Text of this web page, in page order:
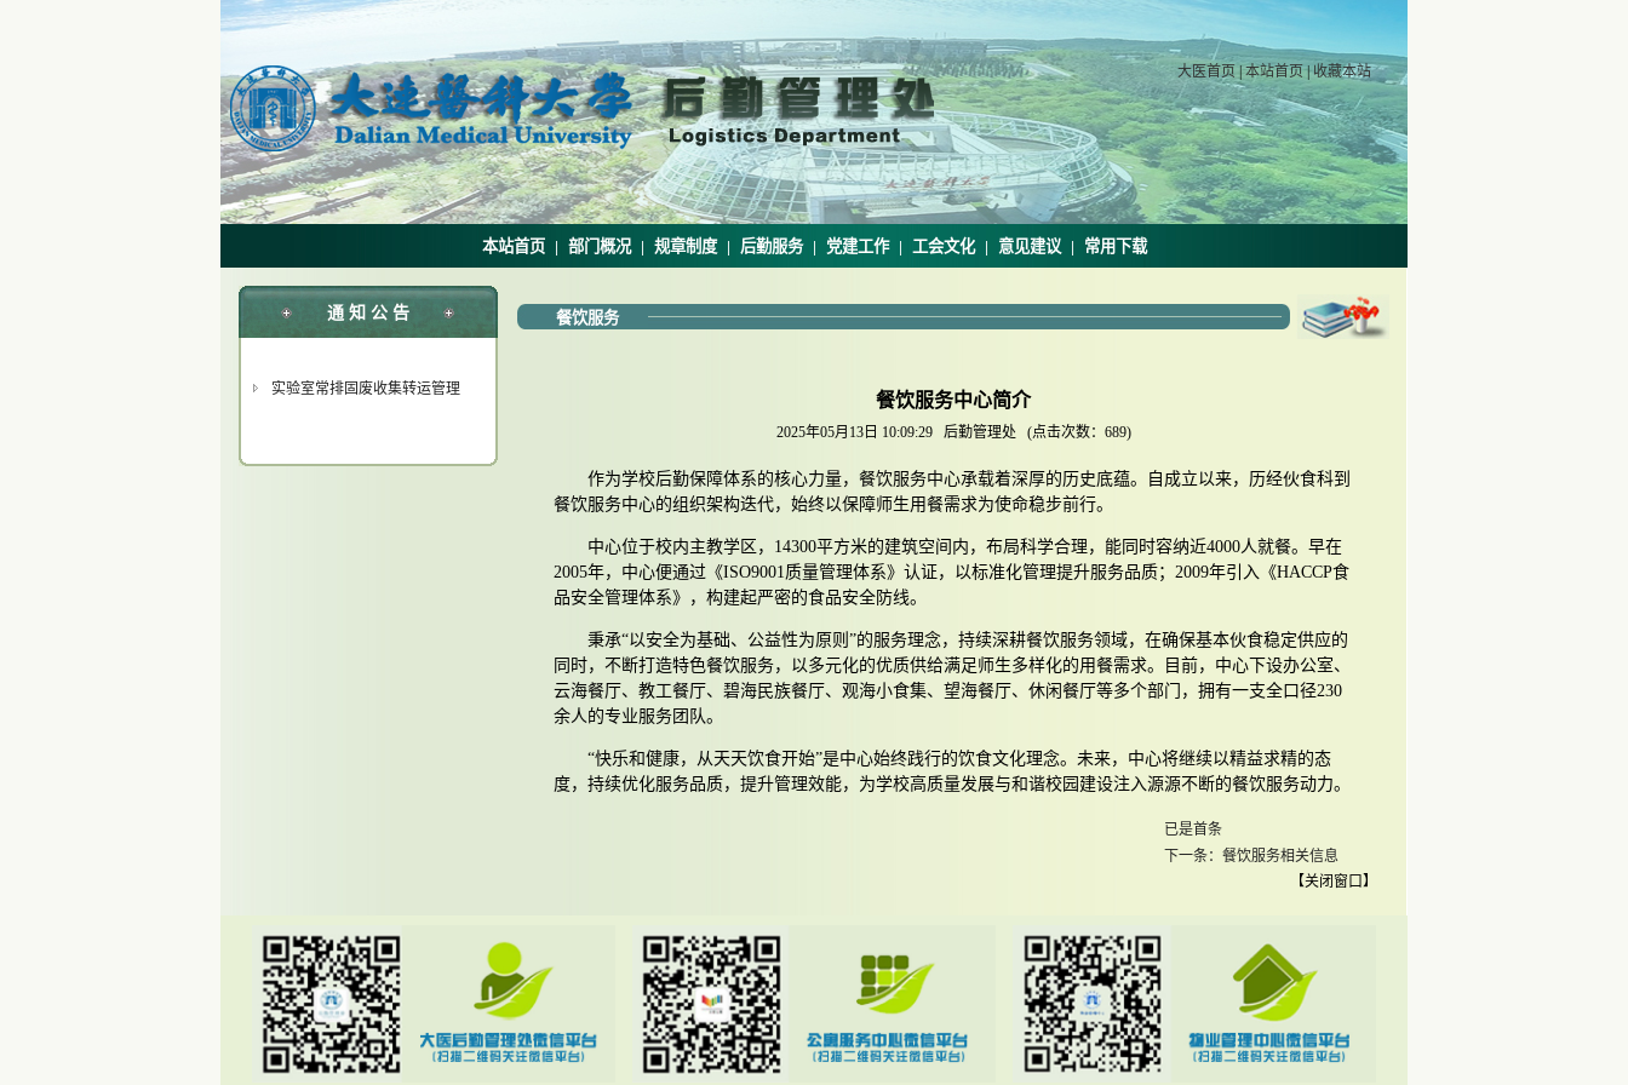
大医首页 |本站首页|收藏本站
本站首页 | 部门概况 | 规章制度 | 后勤服务 | 党建工作 | 工会文化 | 意见建议 | 常用下载
通 知 公 告
实验室常排固废收集转运管理
餐饮服务
餐饮服务中心简介
2025年05月13日 10:09:29 后勤管理处 (点击次数： 689)
作为学校后勤保障体系的核心力量，餐饮服务中心承载着深厚的历史底蕴。自成立以来，历经伙食科到
餐饮服务中心的组织架构迭代，始终以保障师生用餐需求为使命稳步前行。
中心位于校内主教学区，14300平方米的建筑空间内，布局科学合理，能同时容纳近4000人就餐。早在
2005年，中心便通过《ISO9001质量管理体系》认证，以标准化管理提升服务品质；2009年引入《HACCP食
品安全管理体系》，构建起严密的食品安全防线。
秉承“以安全为基础、公益性为原则”的服务理念，持续深耕餐饮服务领域，在确保基本伙食稳定供应的
同时，不断打造特色餐饮服务，以多元化的优质供给满足师生多样化的用餐需求。目前，中心下设办公室、
云海餐厅、教工餐厅、碧海民族餐厅、观海小食集、望海餐厅、休闲餐厅等多个部门，拥有一支全口径230
余人的专业服务团队。
“快乐和健康，从天天饮食开始”是中心始终践行的饮食文化理念。未来，中心将继续以精益求精的态
度，持续优化服务品质，提升管理效能，为学校高质量发展与和谐校园建设注入源源不断的餐饮服务动力。
已是首条
下一条：餐饮服务相关信息
【关闭窗口】